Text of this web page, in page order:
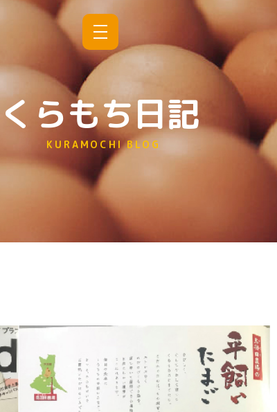
くらもち日記
KURAMOCHI BLOG